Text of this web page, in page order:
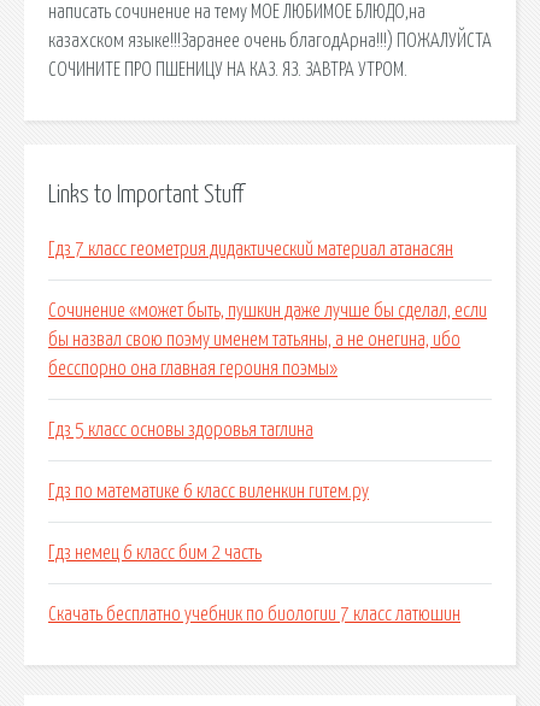
написать сочинение на тему МОЕ ЛЮБИМОЕ БЛЮДО,на
казахском языке!!!Заранее очень благодАрна!!!) ПОЖАЛУЙСТА
СОЧИНИТЕ ПРО ПШЕНИЦУ НА КАЗ. ЯЗ. ЗАВТРА УТРОМ.
Links to Important Stuff
Гдз 7 класс геометрия дидактический материал атанасян
Сочинение «может быть, пушкин даже лучше бы сделал, если
бы назвал свою поэму именем татьяны, а не онегина, ибо
бесспорно она главная героиня поэмы»
Гдз 5 класс основы здоровья таглина
Гдз по математике 6 класс виленкин гитем.ру
Гдз немец 6 класс бим 2 часть
Скачать бесплатно учебник по биологии 7 класс латюшин